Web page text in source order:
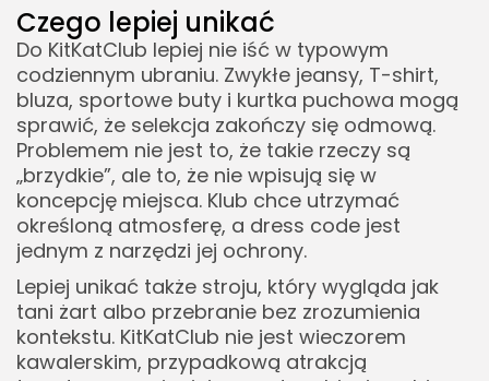
Czego lepiej unikać
Do KitKatClub lepiej nie iść w typowym
codziennym ubraniu. Zwykłe jeansy, T-shirt,
bluza, sportowe buty i kurtka puchowa mogą
sprawić, że selekcja zakończy się odmową.
Problemem nie jest to, że takie rzeczy są
„brzydkie”, ale to, że nie wpisują się w
koncepcję miejsca. Klub chce utrzymać
określoną atmosferę, a dress code jest
jednym z narzędzi jej ochrony.
Lepiej unikać także stroju, który wygląda jak
tani żart albo przebranie bez zrozumienia
kontekstu. KitKatClub nie jest wieczorem
kawalerskim, przypadkową atrakcją